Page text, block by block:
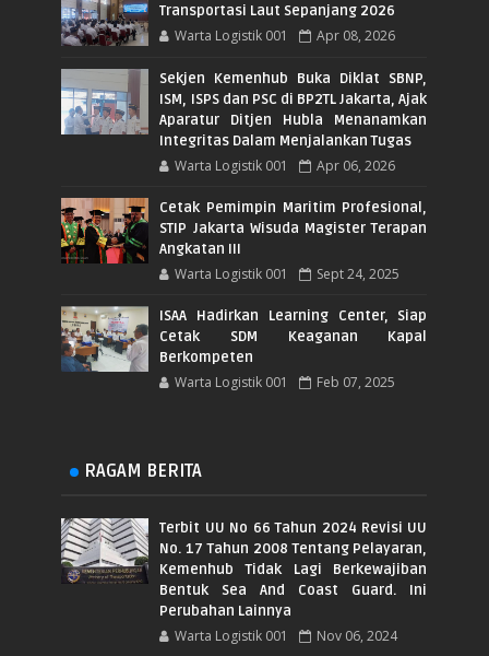
Transportasi Laut Sepanjang 2026
Warta Logistik 001 Apr 08, 2026
Sekjen Kemenhub Buka Diklat SBNP,
ISM, ISPS dan PSC di BP2TL Jakarta, Ajak
Aparatur Ditjen Hubla Menanamkan
Integritas Dalam Menjalankan Tugas
Warta Logistik 001 Apr 06, 2026
Cetak Pemimpin Maritim Profesional,
STIP Jakarta Wisuda Magister Terapan
Angkatan III
Warta Logistik 001 Sept 24, 2025
ISAA Hadirkan Learning Center, Siap
Cetak SDM Keaganan Kapal
Berkompeten
Warta Logistik 001 Feb 07, 2025
RAGAM BERITA
Terbit UU No 66 Tahun 2024 Revisi UU
No. 17 Tahun 2008 Tentang Pelayaran,
Kemenhub Tidak Lagi Berkewajiban
Bentuk Sea And Coast Guard. Ini
Perubahan Lainnya
Warta Logistik 001 Nov 06, 2024